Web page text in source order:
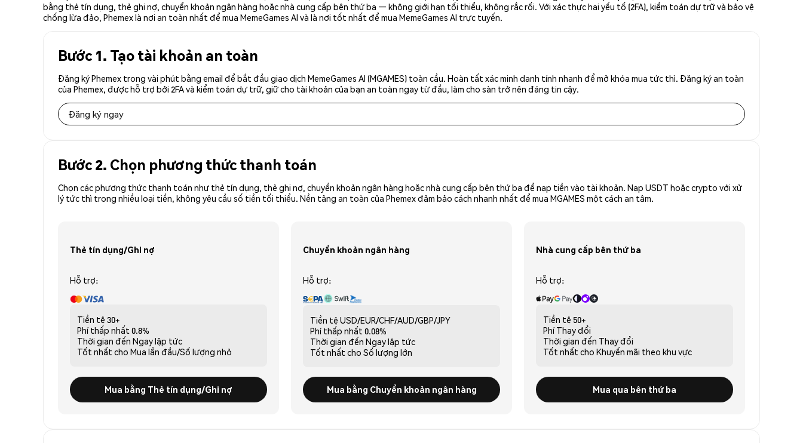
bằng thẻ tín dụng, thẻ ghi nợ, chuyển khoản ngân hàng hoặc nhà cung cấp bên thứ ba — không giới hạn tối thiểu, không rắc rối. Với xác thực hai yếu tố (2FA), kiểm toán dự trữ và bảo vệ
chống lừa đảo, Phemex là nơi an toàn nhất để mua MemeGames AI và là nơi tốt nhất để mua MemeGames AI trực tuyến.
Bước 1. Tạo tài khoản an toàn
Đăng ký Phemex trong vài phút bằng email để bắt đầu giao dịch MemeGames AI (MGAMES) toàn cầu. Hoàn tất xác minh danh tính nhanh để mở khóa mua tức thì. Đăng ký an toàn
của Phemex, được hỗ trợ bởi 2FA và kiểm toán dự trữ, giữ cho tài khoản của bạn an toàn ngay từ đầu, làm cho sàn trở nên đáng tin cậy.
Đăng ký ngay
Bước 2. Chọn phương thức thanh toán
Chọn các phương thức thanh toán như thẻ tín dụng, thẻ ghi nợ, chuyển khoản ngân hàng hoặc nhà cung cấp bên thứ ba để nạp tiền vào tài khoản. Nạp USDT hoặc crypto với xử
lý tức thì trong nhiều loại tiền, không yêu cầu số tiền tối thiểu. Nền tảng an toàn của Phemex đảm bảo cách nhanh nhất để mua MGAMES một cách an tâm.
Thẻ tín dụng/Ghi nợ
Hỗ trợ:
Tiền tệ 30+
Phí thấp nhất 0.8%
Thời gian đến Ngay lập tức
Tốt nhất cho Mua lần đầu/Số lượng nhỏ
Mua bằng Thẻ tín dụng/Ghi nợ
Chuyển khoản ngân hàng
Hỗ trợ:
Tiền tệ USD/EUR/CHF/AUD/GBP/JPY
Phí thấp nhất 0.08%
Thời gian đến Ngay lập tức
Tốt nhất cho Số lượng lớn
Mua bằng Chuyển khoản ngân hàng
Nhà cung cấp bên thứ ba
Hỗ trợ:
Tiền tệ 50+
Phí Thay đổi
Thời gian đến Thay đổi
Tốt nhất cho Khuyến mãi theo khu vực
Mua qua bên thứ ba